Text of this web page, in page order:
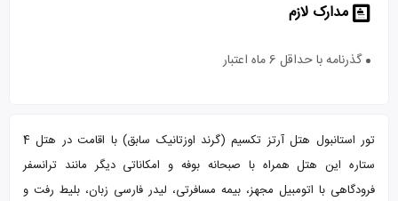
مدارک لازم
گذرنامه با حداقل 6 ماه اعتبار
تور استانبول هتل آرتز تکسیم (گرند اوزتانیک سابق) با اقامت در هتل 4
ستاره این هتل همراه با صبحانه بوفه و امکاناتی دیگر مانند ترانسفر
فرودگاهی با اتومبیل مجهز، بیمه مسافرتی، لیدر فارسی زبان، بلیط رفت و